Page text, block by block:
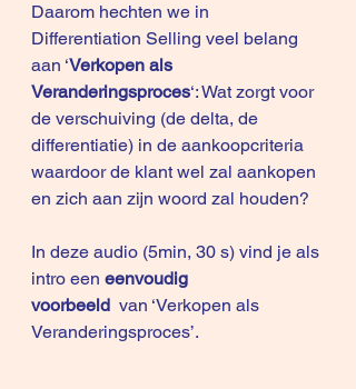
Daarom hechten we in
Differentiation Selling veel belang
aan ‘Verkopen als
Veranderingsproces‘: Wat zorgt voor
de verschuiving (de delta, de
differentiatie) in de aankoopcriteria
waardoor de klant wel zal aankopen
en zich aan zijn woord zal houden?
In deze audio (5min, 30 s) vind je als
intro een eenvoudig
voorbeeld van ‘Verkopen als
Veranderingsproces’.